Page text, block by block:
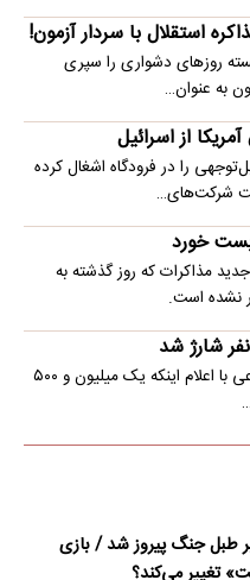
استقلال با سردار آزمون!
بسته روزهای دشواری را سپری
به عنوان…
از اسرائیل
را در فرودگاه اشغال کرده
شرکت‌های…
خورد
مذاکرات که روز گذشته به
نشده است.
معاون رفاه وزارت تعاون، کار و رفاه اجتماعی با اعلام اینکه یک میلیون و ۵۰۰
طبل جنگ پیروز شد / بازی